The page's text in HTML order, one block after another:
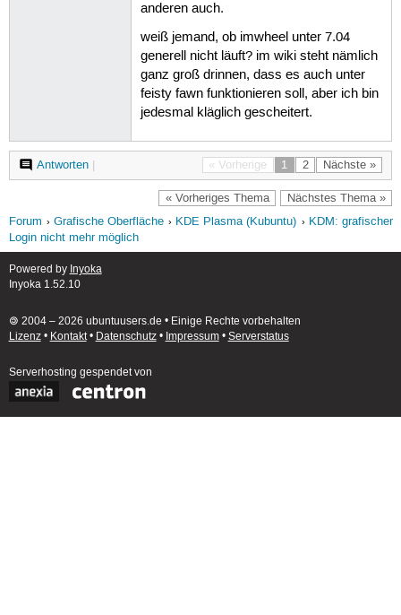
anderen auch.
weiß jemand, ob imwheel unter 7.04
generell nicht läuft? im wiki steht nämlich
ganz groß drinnen, dass es auch unter
feisty fawn funktionieren soll, aber ich bin
jedesmal kläglich gescheitert.
« Vorherige 1 2 Nächste »
Antworten|
« Vorheriges Thema Nächstes Thema »
Forum Grafische Oberfläche KDE Plasma (Kubuntu)
KDM: grafischer
Login nicht mehr möglich
Powered by Inyoka
Inyoka 1.52.10
🄯 2004 – 2026 ubuntuusers.de • Einige Rechte vorbehalten
Lizenz• Kontakt• Datenschutz• Impressum• Serverstatus
Serverhosting gespendet von